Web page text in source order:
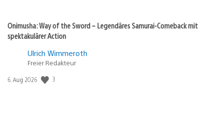
Onimusha: Way of the Sword – Legendäres Samurai-Comeback mit
spektakulärer Action
Ulrich Wimmeroth
Freier Redakteur
Veröffentlichungsdatum:
6. Aug 2026 3